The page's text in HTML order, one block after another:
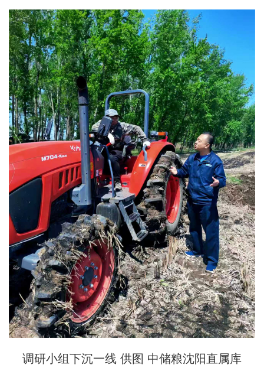
调研小组下沉一线 供图 中储粮沈阳直属库